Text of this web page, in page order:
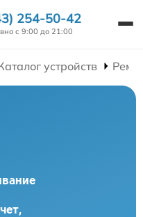
254-50-42
с 9:00 до 21:00
устройств